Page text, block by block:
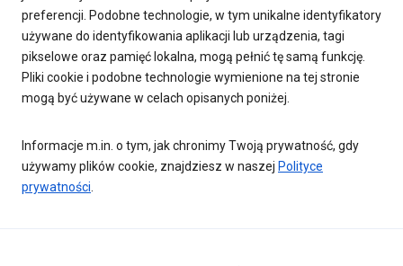
preferencji. Podobne technologie, w tym unikalne identyfikatory
używane do identyfikowania aplikacji lub urządzenia, tagi
pikselowe oraz pamięć lokalna, mogą pełnić tę samą funkcję.
Pliki cookie i podobne technologie wymienione na tej stronie
mogą być używane w celach opisanych poniżej.
Informacje m.in. o tym, jak chronimy Twoją prywatność, gdy
używamy plików cookie, znajdziesz w naszej Polityce
prywatności.